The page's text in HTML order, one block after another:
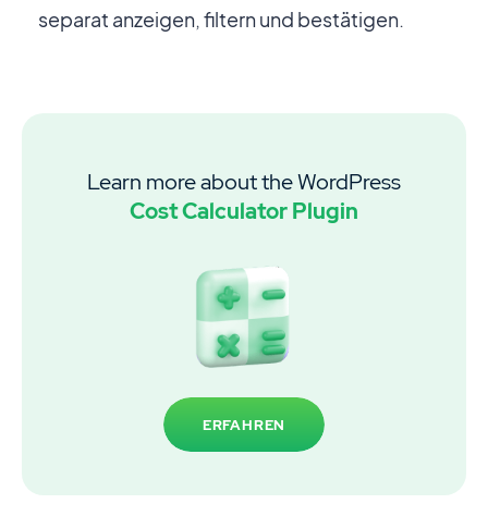
separat anzeigen, filtern und bestätigen.
Learn more about the WordPress
Cost Calculator Plugin
ERFAHREN